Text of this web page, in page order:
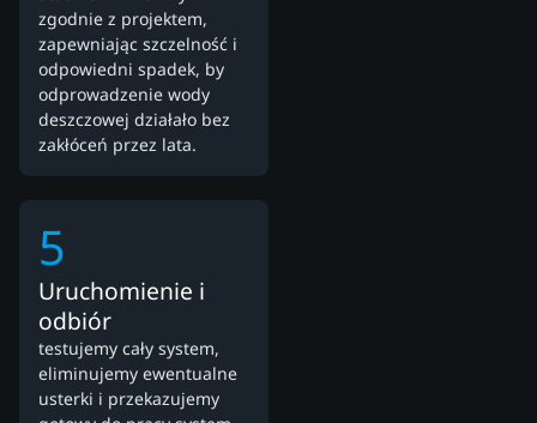
zgodnie z projektem,
zapewniając szczelność i
odpowiedni spadek, by
odprowadzenie wody
deszczowej działało bez
zakłóceń przez lata.
5
Uruchomienie i
odbiór
testujemy cały system,
eliminujemy ewentualne
usterki i przekazujemy